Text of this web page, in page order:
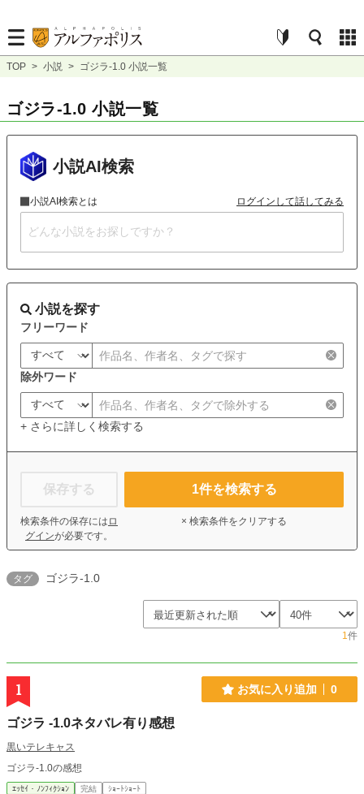
TOP > 小説 > ゴジラ-1.0 小説一覧
ゴジラ-1.0 小説一覧
小説AI検索
小説AI検索とは ログインして話してみる
小説を探す
フリーワード
除外ワード
+ さらに詳しく検索する
保存する
検索条件の保存には ロ
グインが必要です。
1件を検索する
× 検索条件をクリアする
タグ ゴジラ-1.0
1件
1 お気に入り追加 0
ゴジラ -1.0ネタバレ有り感想
黒いテレキャス
ゴジラ-1.0の感想
ｴｯｾｲ・ﾉﾝﾌｨｸｼｮﾝ 完結 ｼｮｰﾄｼｮｰﾄ